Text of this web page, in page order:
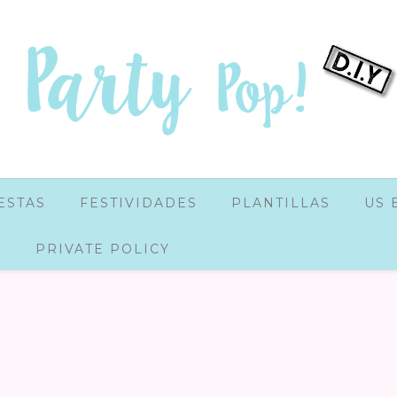
FESTIVIDADES PLANTILLAS US
PRIVATE POLICY